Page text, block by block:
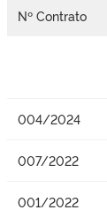
Nº Contrato
004/2024
007/2022
001/2022